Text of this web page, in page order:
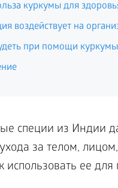
куркумы для
воздействует на
при помощи
специи из Индии
за телом,
использовать ее для